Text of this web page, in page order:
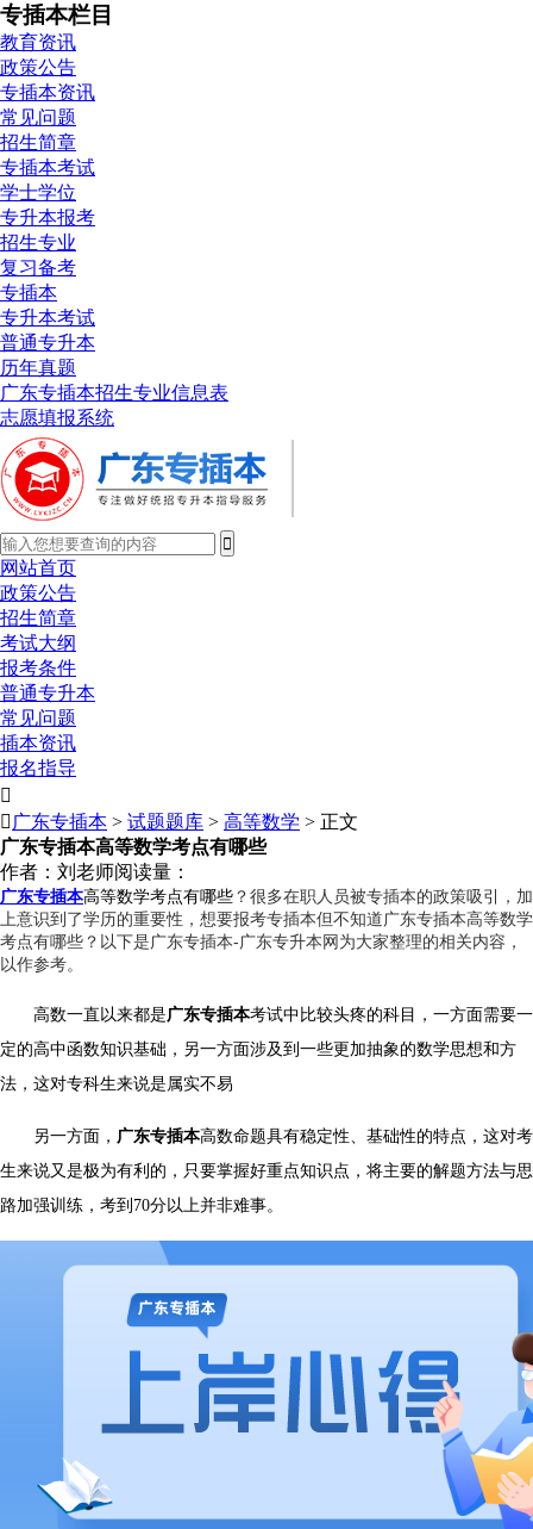
专插本栏目
教育资讯
政策公告
专插本资讯
常见问题
招生简章
专插本考试
学士学位
专升本报考
招生专业
复习备考
专插本
专升本考试
普通专升本
历年真题
广东专插本招生专业信息表
志愿填报系统
网站首页
政策公告
招生简章
考试大纲
报考条件
普通专升本
常见问题
插本资讯
报名指导

 广东专插本 > 试题题库 > 高等数学 > 正文
广东专插本高等数学考点有哪些
作者：刘老师阅读量：
广东专插本高等数学考点有哪些 ？很多在职人员被专插本的政策吸引，加
上意识到了学历的重要性，想要报考专插本但不知道广东专插本高等数学
考点有哪些？以下是广东专插本-广东专升本网为大家整理的相关内容，
以作参考。
高数一直以来都是广东专插本考试中比较头疼的科目，一方面需要一
定的高中函数知识基础，另一方面涉及到一些更加抽象的数学思想和方
法，这对专科生来说是属实不易
另一方面， 广东专插本高数命题具有稳定性、基础性的特点，这对考
生来说又是极为有利的，只要掌握好重点知识点，将主要的解题方法与思
路加强训练，考到70分以上并非难事。